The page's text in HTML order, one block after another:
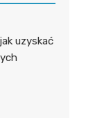
uzyskać